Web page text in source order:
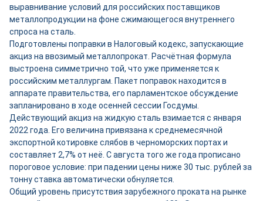
выравнивание условий для российских поставщиков
металлопродукции на фоне сжимающегося внутреннего
спроса на сталь.
Подготовлены поправки в Налоговый кодекс, запускающие
акциз на ввозимый металлопрокат. Расчётная формула
выстроена симметрично той, что уже применяется к
российским металлургам. Пакет поправок находится в
аппарате правительства, его парламентское обсуждение
запланировано в ходе осенней сессии Госдумы.
Действующий акциз на жидкую сталь взимается с января
2022 года. Его величина привязана к среднемесячной
экспортной котировке слябов в черноморских портах и
составляет 2,7% от неё. С августа того же года прописано
пороговое условие: при падении цены ниже 30 тыс. рублей за
тонну ставка автоматически обнуляется.
Общий уровень присутствия зарубежного проката на рынке